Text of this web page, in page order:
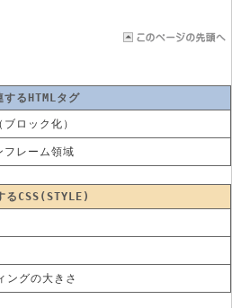
するHTMLタグ
ロック化）
フレーム領域
るCSS(STYLE)
ングの大きさ